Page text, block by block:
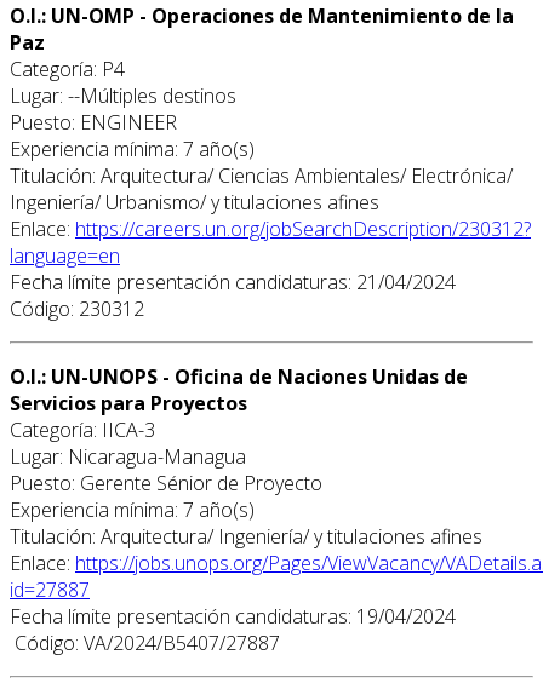
O.I.: UN-OMP - Operaciones de Mantenimiento de la
Paz
Categoría: P4
Lugar: --Múltiples destinos
Puesto: ENGINEER
Experiencia mínima: 7 año(s)
Titulación: Arquitectura/ Ciencias Ambientales/ Electrónica/
Ingeniería/ Urbanismo/ y titulaciones afines
Enlace: https://careers.un.org/jobSearchDescription/230312?
language=en
Fecha límite presentación candidaturas: 21/04/2024
Código: 230312
O.I.: UN-UNOPS - Oficina de Naciones Unidas de
Servicios para Proyectos
Categoría: IICA-3
Lugar: Nicaragua-Managua
Puesto: Gerente Sénior de Proyecto
Experiencia mínima: 7 año(s)
Titulación: Arquitectura/ Ingeniería/ y titulaciones afines
Enlace: https://jobs.unops.org/Pages/ViewVacancy/
id=27887
Fecha límite presentación candidaturas: 19/04/2024
Código: VA/2024/B5407/27887